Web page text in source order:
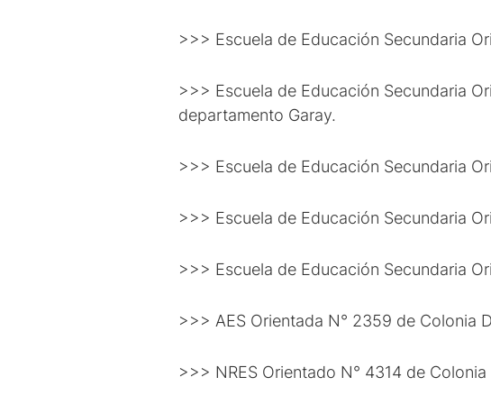
>>> Escuela de Educación Secundaria
>>> Escuela de Educación Secundaria
departamento Garay.
>>> Escuela de Educación Secundaria
>>> Escuela de Educación Secundaria
>>> Escuela de Educación Secundaria
>>> AES Orientada N° 2359 de Colonia
>>> NRES Orientado N° 4314 de